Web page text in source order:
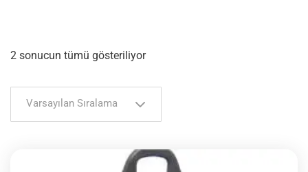
2 sonucun tümü gösteriliyor
Varsayılan Sıralama